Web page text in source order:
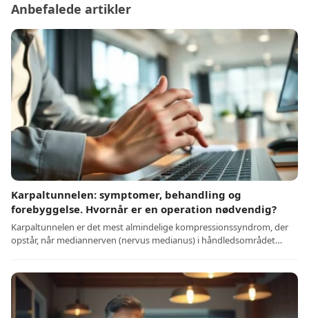
Anbefalede artikler
Karpaltunnelen: symptomer, behandling og
forebyggelse. Hvornår er en operation nødvendig?
Karpaltunnelen er det mest almindelige kompressionssyndrom, der
opstår, når mediannerven (nervus medianus) i håndledsområdet…